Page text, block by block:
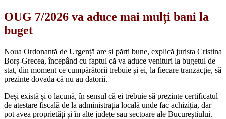
OUG 7/2026 va aduce mai mulți bani la
buget
Noua Ordonanță de Urgență are și părți bune, explică jurista Cristina
Borș-Grecea, începând cu faptul că va aduce venituri la bugetul de
stat, din moment ce cumpărătorii trebuie și ei, la fiecare tranzacție, să
prezinte dovada că nu au datorii.
Deși există și o lacună, în sensul că ei trebuie să prezinte certificatul
de atestare fiscală de la administrația locală unde fac achiziția, dar
pot avea proprietăți și în alte județe sau sectoare ale Bucureștiului.